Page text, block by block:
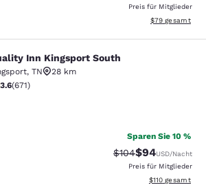
Preis für Mitglieder
Geschätzte
$79 gesamt
South
Inn Kingsport South
, TN
28 km
Sterne-Bewertung. Gut. 671 Bewertungen
3.6(671)
Sparen Sie 10 %
Durchgestrichener
$104Vergünstigter
$94USD/Nacht
Preis für Mitglieder
Geschätzte
$110 gesamt